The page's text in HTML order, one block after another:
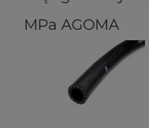
MPa AGOMA